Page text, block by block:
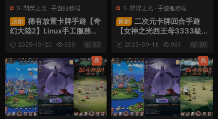
S-閃爍之光 · 手遊服務端
原創
稀有放置卡牌手遊【奇
幻大陸2】Linux手工服務端
+安卓+GM後台+視頻架設
教程
2025-10-20 639 30
S-閃爍之光 · 手遊服務端
原創
二次元卡牌回合手遊
【女神之光西王母3333級
内購版】Linux手工服務端
+安卓+多區跨服+自定義英
雄+自定義符文+GM授權後
台+視頻架設教程
2025-09-13 961 30
薦 薦